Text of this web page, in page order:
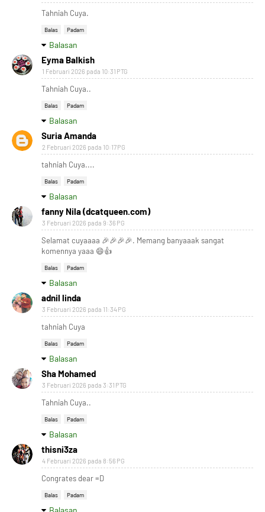
Tahniah Cuya.
Balas Padam
Balasan
Eyma Balkish
1 Februari 2026 pada 10:31 PTG
Tahniah Cuya..
Balas Padam
Balasan
Suria Amanda
2 Februari 2026 pada 10:17 PG
tahniah Cuya....
Balas Padam
Balasan
fanny Nila (dcatqueen.com)
3 Februari 2026 pada 9:36 PG
Selamat cuyaaaa 🎉🎉🎉🎉. Memang banyaaak sangat
komennya yaaa 😄👍
Balas Padam
Balasan
adnil linda
3 Februari 2026 pada 11:34 PG
tahniah Cuya
Balas Padam
Balasan
Sha Mohamed
3 Februari 2026 pada 3:31 PTG
Tahniah Cuya..
Balas Padam
Balasan
thisni3za
4 Februari 2026 pada 8:56 PG
Congrates dear =D
Balas Padam
Balasan